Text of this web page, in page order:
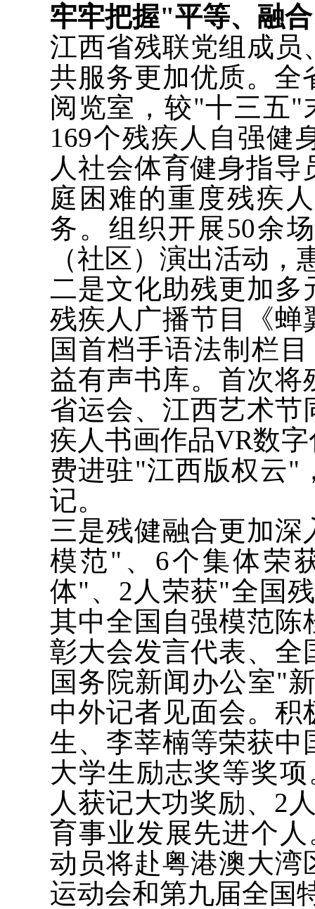
牢牢把握"平等、融
江西省残联党组成员
共服务更加优质。全
阅览室，较"十三五"
169个残疾人自强健
人社会体育健身指导
庭困难的重度残疾
务。组织开展50余
（社区）演出活动，
二是文化助残更加多
残疾人广播节目《蝉
国首档手语法制栏
益有声书库。首次将
省运会、江西艺术节
疾人书画作品VR数
费进驻"江西版权云"
记。
三是残健融合更加
模范"、6个集体荣
体"、2人荣获"全国
其中全国自强模范陈
彰大会发言代表、全
国务院新闻办公室"
中外记者见面会。积
生、李莘楠等荣获中
大学生励志奖等奖
人获记大功奖励、2
育事业发展先进个
动员将赴粤港澳大湾
运动会和第九届全国